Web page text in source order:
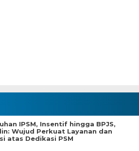
IPSM, Insentif hingga BPJS,
Wujud Perkuat Layanan dan
atas Dedikasi PSM